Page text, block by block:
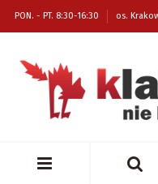
PON. - PT. 8:30-16:30 os.